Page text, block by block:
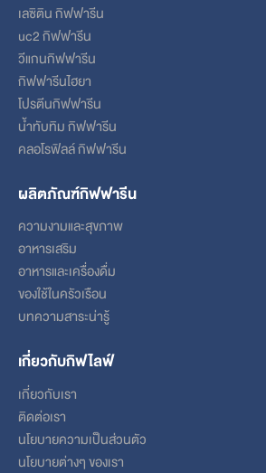
เลซิติน กิฟฟารีน
uc2 กิฟฟารีน
วีแกนกิฟฟารีน
กิฟฟารีนไฮยา
โปรตีนกิฟฟารีน
น้ำทับทิม กิฟฟารีน
คลอโรฟิลล์ กิฟฟารีน
ผลิตภัณฑ์กิฟฟารีน
ความงามและสุขภาพ
อาหารเสริม
อาหารและเครื่องดื่ม
ของใช้ในครัวเรือน
บทความสาระน่ารู้
เกี่ยวกับกิฟไลฟ์
เกี่ยวกับเรา
ติดต่อเรา
นโยบายความเป็นส่วนตัว
นโยบายต่างๆ ของเรา